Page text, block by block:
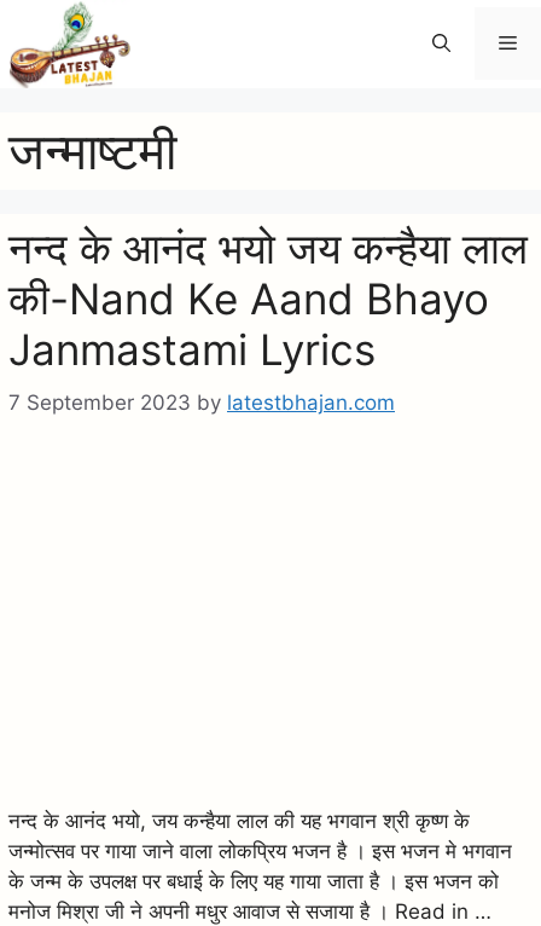
to
content
जन्माष्टमी
नन्द के आनंद भयो जय कन्हैया लाल
की-Nand Ke Aand Bhayo
Janmastami Lyrics
7 September 2023 by latestbhajan.com
नन्द के आनंद भयो, जय कन्हैया लाल की यह भगवान श्री कृष्ण के
जन्मोत्सव पर गाया जाने वाला लोकप्रिय भजन है । इस भजन मे भगवान
के जन्म के उपलक्ष पर बधाई के लिए यह गाया जाता है । इस भजन को
मनोज मिश्रा जी ने अपनी मधुर आवाज से सजाया है । Read in …